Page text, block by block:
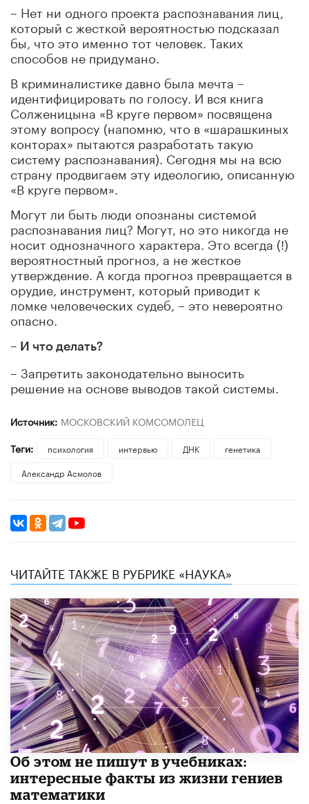
– Нет ни одного проекта распознавания лиц,
который с жесткой вероятностью подсказал
бы, что это именно тот человек. Таких
способов не придумано.
В криминалистике давно была мечта –
идентифицировать по голосу. И вся книга
Солженицына «В круге первом» посвящена
этому вопросу (напомню, что в «шарашкиных
конторах» пытаются разработать такую
систему распознавания). Сегодня мы на всю
страну продвигаем эту идеологию, описанную
«В круге первом».
Могут ли быть люди опознаны системой
распознавания лиц? Могут, но это никогда не
носит однозначного характера. Это всегда (!)
вероятностный прогноз, а не жесткое
утверждение. А когда прогноз превращается в
орудие, инструмент, который приводит к
ломке человеческих судеб, – это невероятно
опасно.
– И что делать?
– Запретить законодательно выносить
решение на основе выводов такой системы.
Источник: МОСКОВСКИЙ КОМСОМОЛЕЦ
Теги:
психология интервью ДНК
генетика
Александр Асмолов
ЧИТАЙТЕ ТАКЖЕ В РУБРИКЕ «НАУКА»
Об этом не пишут в учебниках:
интересные факты из жизни гениев
математики